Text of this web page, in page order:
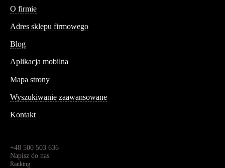
O firmie
Adres sklepu firmowego
Blog
Aplikacja mobilna
Mapa strony
Wyszukiwanie zaawansowane
Kontakt
+48 500 503 636
Napisz do nas
Ranking